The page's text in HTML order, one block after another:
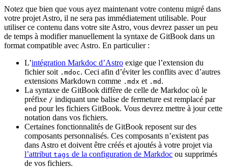
Notez que bien que vous ayez maintenant votre contenu migré dans
votre projet Astro, il ne sera pas immédiatement utilisable. Pour
utiliser ce contenu dans votre site Astro, vous devrez passer un peu
de temps à modifier manuellement la syntaxe de GitBook dans un
format compatible avec Astro. En particulier :
L’intégration Markdoc d’Astro exige que l’extension du
fichier soit .mdoc. Ceci afin d’éviter les conflits avec d’autres
extensions Markdown comme .mdx et .md .
La syntaxe de GitBook diffère de celle de Markdoc où le
préfixe / indiquant une balise de fermeture est remplacé par
end pour les fichiers GitBook. Vous devrez mettre à jour cette
notation dans vos fichiers.
Certaines fonctionnalités de GitBook reposent sur des
composants personnalisés. Ces composants n’existent pas
dans Astro et doivent être créés et ajoutés à votre projet via
l’attribut tags de la configuration de Markdoc ou supprimés
de vos fichiers.